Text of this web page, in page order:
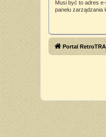
Musi być to adres
panelu zarządzania
Portal